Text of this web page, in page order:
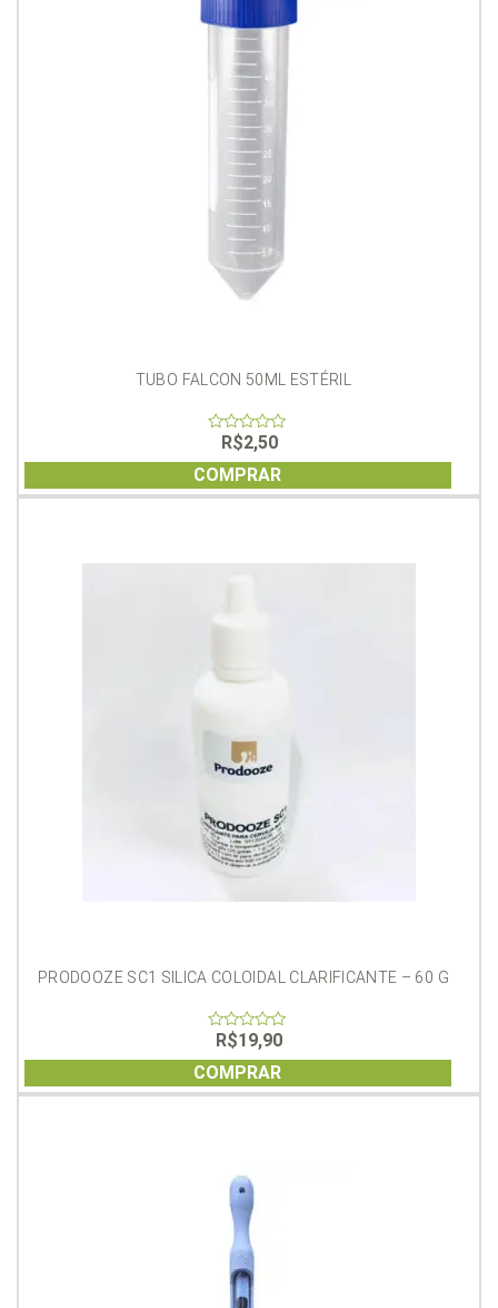
TUBO FALCON 50ML ESTÉRIL
of
5
R$2,50
COMPRAR
PRODOOZE SC1 SILICA COLOIDAL CLARIFICANTE – 60 G
of
5
R$19,90
COMPRAR